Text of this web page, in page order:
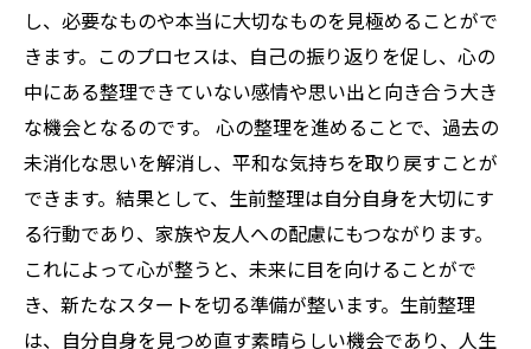
し、必要なものや本当に大切なものを見極めることがで
きます。このプロセスは、自己の振り返りを促し、心の
中にある整理できていない感情や思い出と向き合う大き
な機会となるのです。 心の整理を進めることで、過去の
未消化な思いを解消し、平和な気持ちを取り戻すことが
できます。結果として、生前整理は自分自身を大切にす
る行動であり、家族や友人への配慮にもつながります。
これによって心が整うと、未来に目を向けることがで
き、新たなスタートを切る準備が整います。生前整理
は、自分自身を見つめ直す素晴らしい機会であり、人生